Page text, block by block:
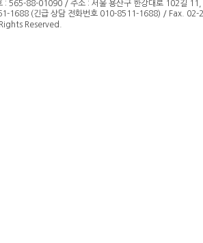
: 565-88-01090 / 주소 : 서울 용산구 한강대로 102길 11,
1688 (긴급 상담 전화번호 010-8511-1688) / Fax.
Reserved.